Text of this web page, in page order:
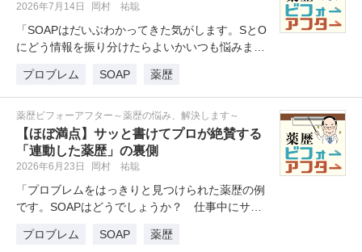
2026年7月14日 岡村 祐聡
「SOAPはだいぶわかってきた気がします。SとO
にどう情報を振り分けたらよいかいつも悩みま
プロブレム
SOAP 薬歴
薬歴ビフォーアフター～薬歴の悩み、解決します～
【ほぼ満点】サッと書けてプロが絶賛する
「連動した薬歴」の裏側
2026年6月23日 岡村 祐聡
「プロブレムをはっきりと見つけられた薬歴の例
です。SOAPはどうでしょうか？ 仕事中にサッ
プロブレム
SOAP 薬歴